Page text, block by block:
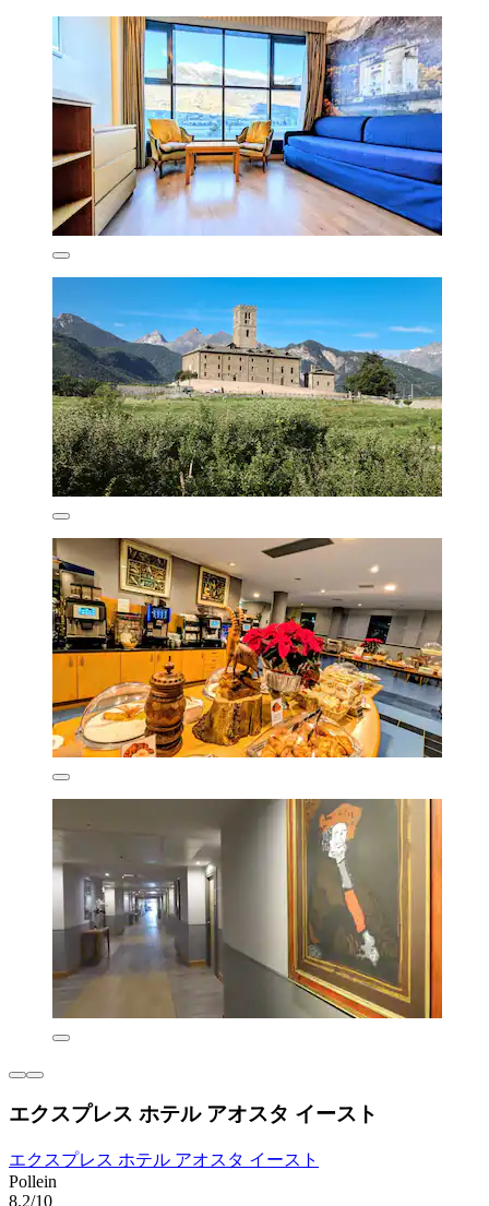
エクスプレス ホテル アオスタ イースト
エクスプレス ホテル アオスタ イースト
Pollein
8.2/10